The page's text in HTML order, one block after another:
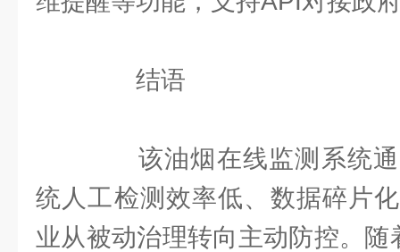
结语
该油烟在线监测系统通
统人工检测效率低、数据碎片
业从被动治理转向主动防控。随